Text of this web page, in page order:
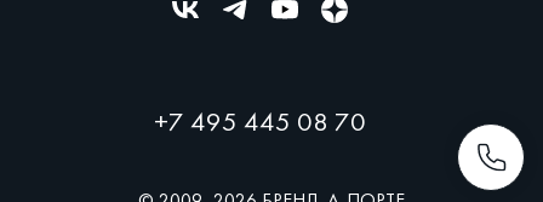
+7 495 445 08 70